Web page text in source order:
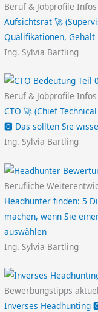
Beruf & Jobprofile Infos
Aufsichtsrat 🚀
Qualifikationen, Gehalt
Ing. Sylvia Bartling
Beruf & Jobprofile Infos
CTO 🚀 (Chief
🅾️ Das sollten Sie
Ing. Sylvia Bartling
Berufliche
Headhunter finden: 5
machen, wenn Sie
auswählen
Ing. Sylvia Bartling
Bewerbungstipps
Inverses Headhunting